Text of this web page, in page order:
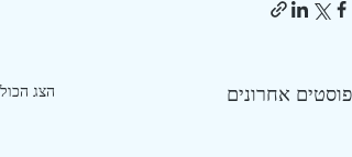
פוסטים אחרונים הצג הכול